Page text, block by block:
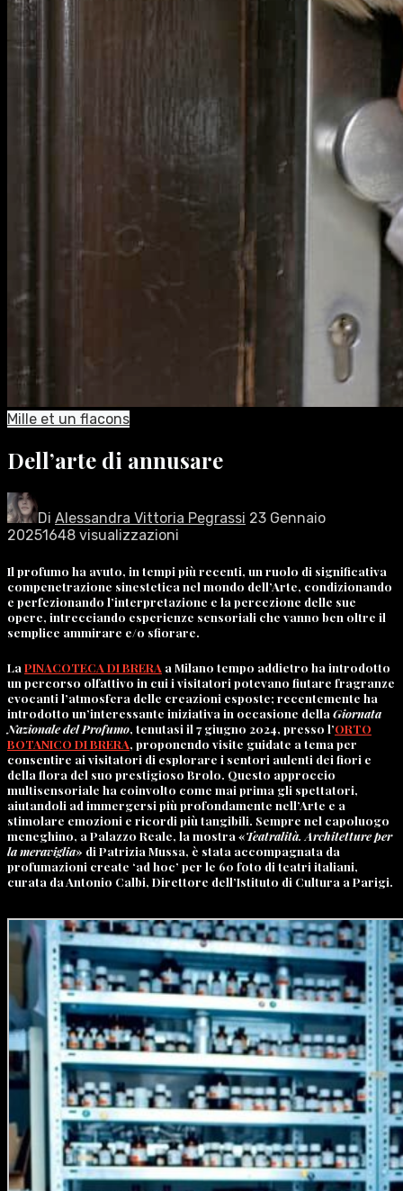
Mille et un flacons
Dell’arte di annusare
Di Alessandra Vittoria Pegrassi 23 Gennaio
20251648 visualizzazioni
Il profumo ha avuto, in tempi più recenti, un ruolo di significativa
compenetrazione sinestetica nel mondo dell’Arte, condizionando
e perfezionando l’interpretazione e la percezione delle sue
opere, intrecciando esperienze sensoriali che vanno ben oltre il
semplice ammirare e/o sfiorare.
La PINACOTECA DI BRERA a Milano tempo addietro ha introdotto
un percorso olfattivo in cui i visitatori potevano fiutare fragranze
evocanti l’atmosfera delle creazioni esposte; recentemente ha
introdotto un’interessante iniziativa in occasione della Giornata
Nazionale del Profumo, tenutasi il 7 giugno 2024, presso l’ORTO
BOTANICO DI BRERA, proponendo visite guidate a tema per
consentire ai visitatori di esplorare i sentori aulenti dei fiori e
della flora del suo prestigioso Brolo. Questo approccio
multisensoriale ha coinvolto come mai prima gli spettatori,
aiutandoli ad immergersi più profondamente nell’Arte e a
stimolare emozioni e ricordi più tangibili. Sempre nel capoluogo
meneghino, a Palazzo Reale, la mostra «Teatralità. Architetture per
la meraviglia» di Patrizia Mussa, è stata accompagnata da
profumazioni create ‘ad hoc’ per le 60 foto di teatri italiani,
curata da Antonio Calbi, Direttore dell’Istituto di Cultura a Parigi.